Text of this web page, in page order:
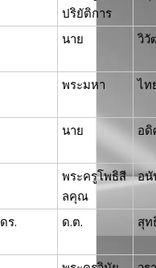
ปริยัติการ
นาย วิ
พระมหา ไท
นาย อดิ
พระครูโพธิสี
ลคุณ
อนั
ดร. ด.ต. สุ